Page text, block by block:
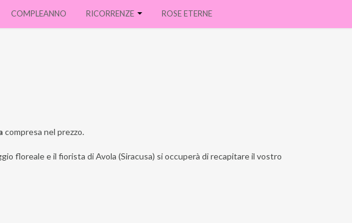
COMPLEANNO RICORRENZE ROSE ETERNE
compresa nel prezzo.
floreale e il fiorista di Avola (Siracusa) si occuperà di recapitare il vostro